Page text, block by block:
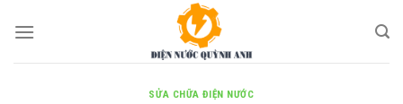
SỬA CHỮA ĐIỆN NƯỚC